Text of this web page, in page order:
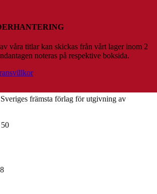
våra titlar kan skickas från vårt lager inom 2
noteras på respektive boksida.
främsta förlag för utgivning av